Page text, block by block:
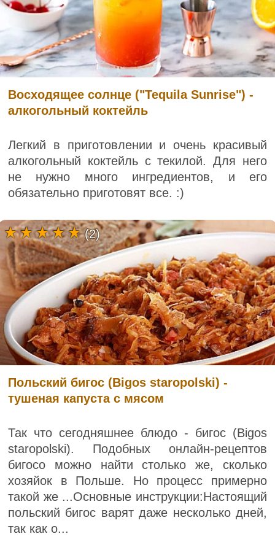
Восходящее солнце ("Tequila Sunrise") -
алкогольный коктейль
Легкий в приготовлении и очень красивый
алкогольный коктейль с текилой. Для него
не нужно много ингредиентов, и его
обязательно приготовят все. :)
Польский бигос (Bigos staropolski) -
тушеная капуста с мясом
Так что сегодняшнее блюдо - бигос (Bigos
staropolski). Подобных онлайн-рецептов
бигосо можно найти столько же, сколько
хозяйок в Польше. Но процесс примерно
такой же ...Основные инструкции:Настоящий
польский бигос варят даже несколько дней,
так как о...
(2)